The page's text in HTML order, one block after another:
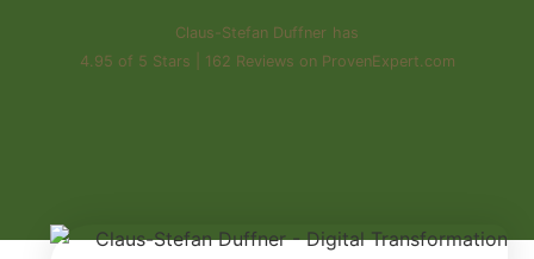
Claus-Stefan Duffner has
4.95 of 5 Stars 162 Reviews on ProvenExpert.com